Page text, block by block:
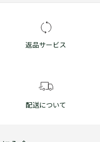
返品サービス
配送について